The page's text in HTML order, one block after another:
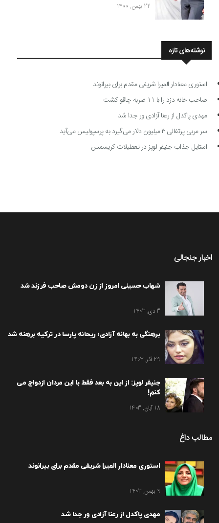
22 بهمن, 1400
نوشته‌های تازه
استوری معنادار المیرا شریفی مقدم برای بیرانوند
صاحب خانه دزد را با 11 ضربه چاقو کشت
مهدی پاکدل از رعنا آزادی ور جدا شد
سر مربی پرتغالی ۳ میلیون دلار می‌گیرد به پرسپولیس می‌آید
استایل جذاب جنیفر لوپز در تعطیلات کریسمس
اخبار جنجالی
شهاب حسینی امروز از زن دومش صاحب فرزند شد
3 دی, 1403
برهنگی به بهانه آزادی؛ ریحانه پارسا در ترکیه برهنه شد
29 آذر, 1403
جنیفر لوپز: از این به بعد فقط با این مردان ازدواج می
کنم!
18 آبان, 1403
مطالب داغ
استوری معنادار المیرا شریفی مقدم برای بیرانوند
9 بهمن, 1403
مهدی پاکدل از رعنا آزادی ور جدا شد